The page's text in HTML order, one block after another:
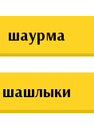
шаурма
шашлыки